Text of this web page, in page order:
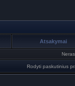
Atsakymai
Rodyti paskutinius